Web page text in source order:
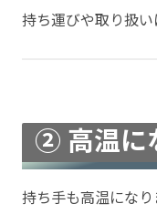
持ち運びや取り扱い
② 高温に
持ち手も高温になり